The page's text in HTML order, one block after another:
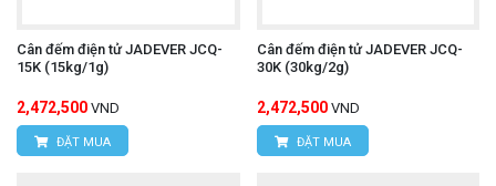
Cân đếm điện tử JADEVER JCQ-
15K (15kg/1g)
2,472,500 VND
ĐẶT MUA
Cân đếm điện tử JADEVER JCQ-
30K (30kg/2g)
2,472,500 VND
ĐẶT MUA